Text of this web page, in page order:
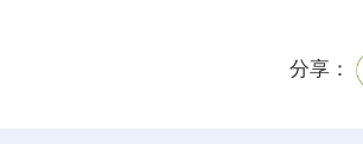
分享：